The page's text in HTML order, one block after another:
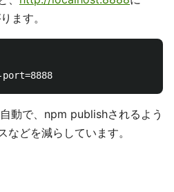
存しないので、
もありません。
がつくと、Docker automated
ルドされるようになっていま
ケージなので、以下のように